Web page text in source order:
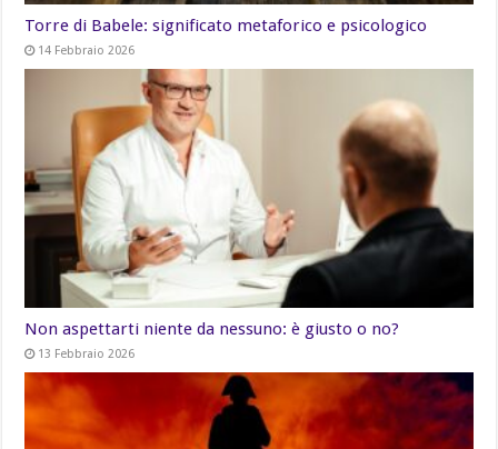
Torre di Babele: significato metaforico e psicologico
14 Febbraio 2026
Non aspettarti niente da nessuno: è giusto o no?
13 Febbraio 2026